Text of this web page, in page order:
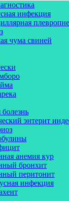
инфекция
чума свиней
болезнь
энтерит
анемия кур
бронхит
перитонит
инфекция